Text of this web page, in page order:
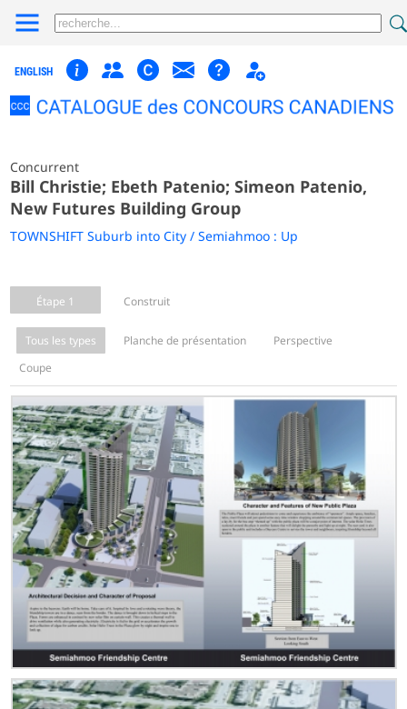
ENGLISH
Concurrent
Bill Christie; Ebeth Patenio; Simeon Patenio,
New Futures Building Group
TOWNSHIFT Suburb into City / Semiahmoo : Up
Étape 1 Construit
Tous les types Planche de présentation
Perspective
Coupe